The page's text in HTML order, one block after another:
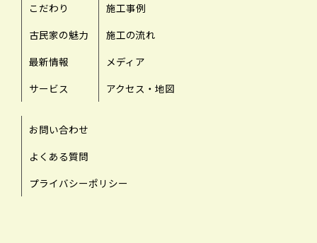
こだわり
古民家の魅力
最新情報
サービス
施工事例
施工の流れ
メディア
アクセス・地図
お問い合わせ
よくある質問
プライバシーポリシー